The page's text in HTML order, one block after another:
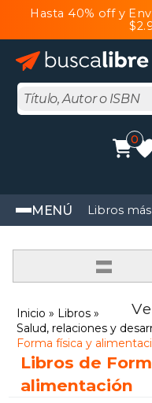
Hasta 40% off y
0
MENÚ Libros
=
Inicio
Libros
Salud, relaciones y
Forma física y
Libros de
alimentación